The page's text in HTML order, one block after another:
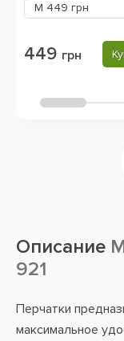
M 449 грн
449 грн
Описание
921
Перчатки
максимальное